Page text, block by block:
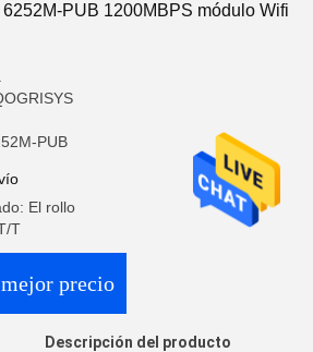
PUB 1200MBPS módulo Wifi
PUB
El rollo
T
precio
Descripción del producto